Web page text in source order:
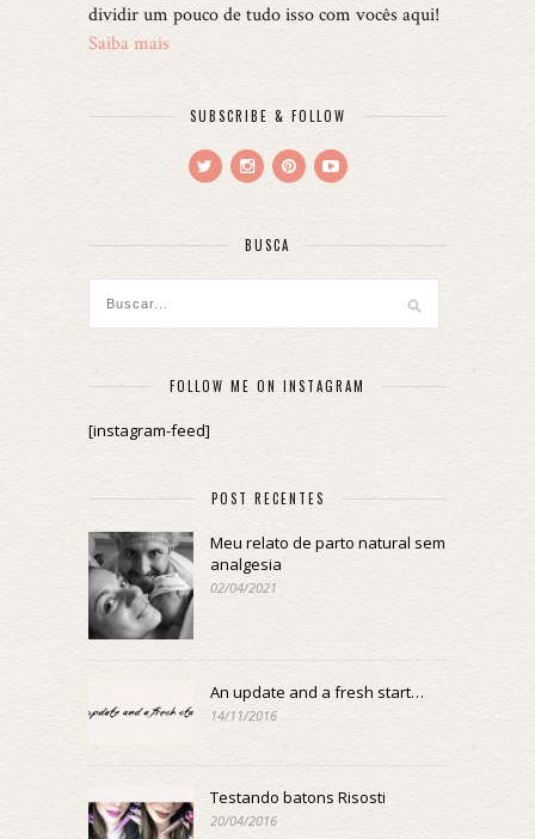
dividir um pouco de tudo isso com vocês aqui!
Saiba mais
SUBSCRIBE & FOLLOW
BUSCA
FOLLOW ME ON INSTAGRAM
[instagram-feed]
POST RECENTES
Meu relato de parto natural sem
analgesia
02/04/2021
An update and a fresh start…
14/11/2016
Testando batons Risosti
20/04/2016